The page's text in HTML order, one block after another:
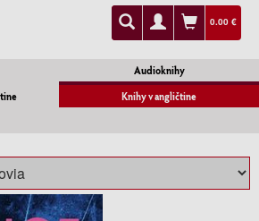
0.00 €
Audioknihy
Knihy v angličtine